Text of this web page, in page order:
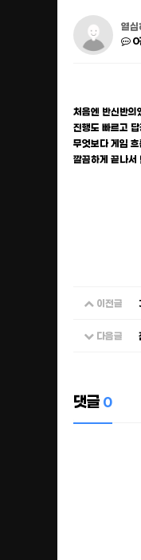
열심
0
처음엔 반신반의
진행도 빠르고
무엇보다 게임
깔끔하게 끝나서
이전글
다음글
댓글 0